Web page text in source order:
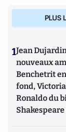
PLUS
1Jean
nouveaux
Benchetrit
fond,
Ronaldo du